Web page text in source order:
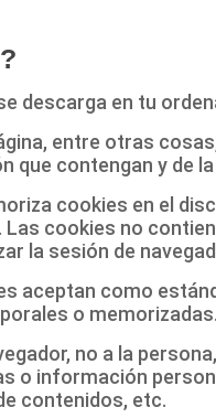
descarga en tu
entre otras
que contengan y de
cookies en el
Las cookies no
la sesión de
aceptan como
o memorizadas.
no a la
o información
contenidos, etc.